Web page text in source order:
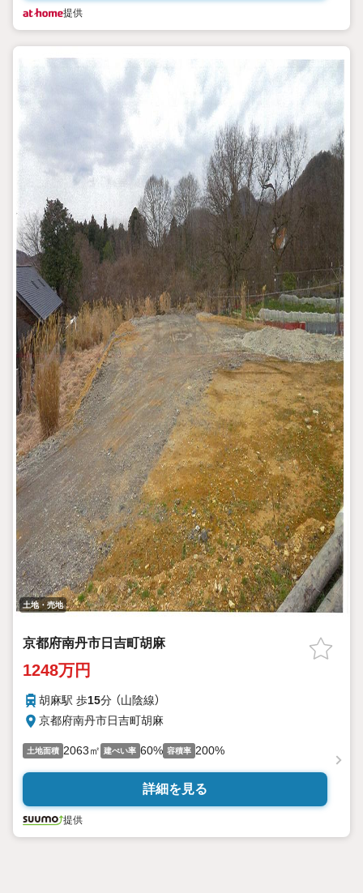
提供
土地・売地
京都府南丹市日吉町胡麻
1248万円
胡麻駅 歩15分 （山陰線）
京都府南丹市日吉町胡麻
土地面積 2063㎡ 建ぺい率 60% 容積率 200%
詳細を見る
提供